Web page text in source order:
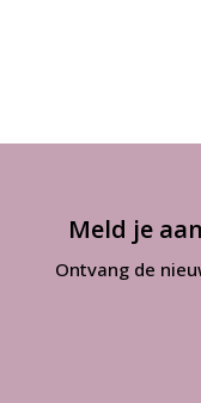
Meld je
Ontvang de